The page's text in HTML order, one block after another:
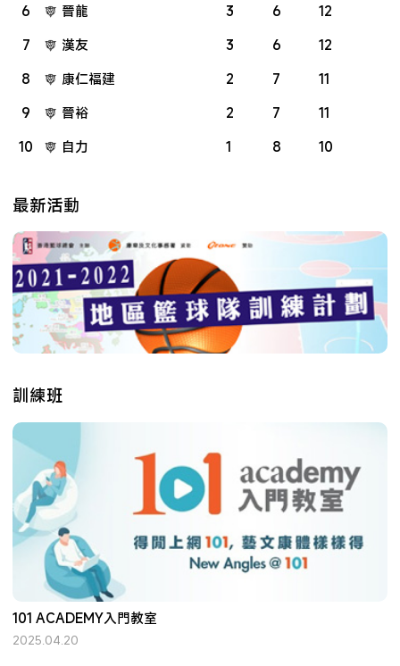
6
晉龍 3 6
12
7
漢友 3 6
12
8
康仁福建 2 7
11
9
晉裕 2 7
11
10
自力 1 8 10
最新活動
訓練班
101 ACADEMY入門教室
2025.04.20